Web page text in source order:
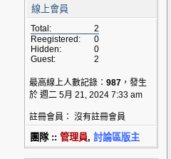
線上會員
Total:
2
Reegistered:
0
Hidden:
0
Guest:
2
最高線上人數記錄： 987 ，發生
於 週二 5月 21, 2024 7:33 am
註冊會員： 沒有註冊會員
團隊 :: 管理員, 討論區版主